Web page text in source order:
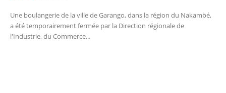
Une boulangerie de la ville de Garango, dans la région du Nakambé,
a été temporairement fermée par la Direction régionale de
l'Industrie, du Commerce...